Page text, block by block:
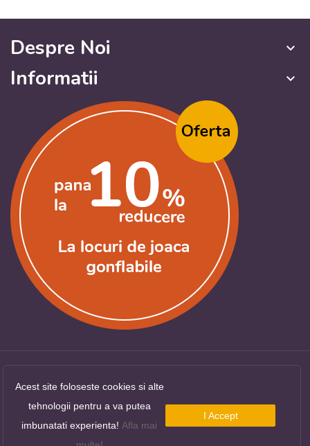
Despre Noi keyboard_arrow_down
Informatii keyboard_arrow_down
Acest site foloseste cookies si alte
tehnologii pentru a va putea
imbunatati experienta! Afla mai
I Accept
Copyright ©LocuriDeJoaca.com
rezervate.